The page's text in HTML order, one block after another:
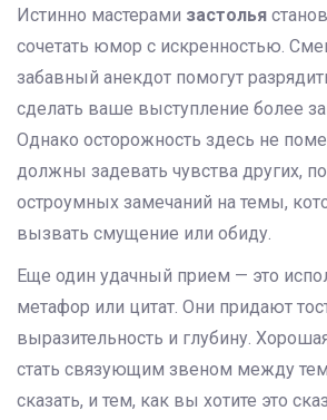
Истинно мастерами застолья
сочетать юмор с искренностью.
забавный анекдот помогут
сделать ваше выступление более
Однако осторожность здесь не
должны задевать чувства других,
остроумных замечаний на темы,
вызвать смущение или обиду.
Еще один удачный прием — это
метафор или цитат. Они придают
выразительность и глубину.
стать связующим звеном между
сказать, и тем, как вы хотите это